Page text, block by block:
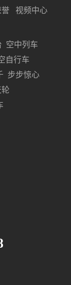
誉 视频中心
空中列车
自行车
步步惊心